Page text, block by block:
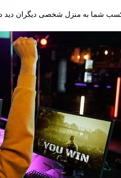
شما به منزل شخصی دیگران دید